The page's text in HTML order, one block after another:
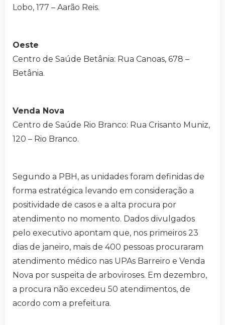
Lobo, 177 – Aarão Reis.
Oeste
Centro de Saúde Betânia: Rua Canoas, 678 –
Betânia.
Venda Nova
Centro de Saúde Rio Branco: Rua Crisanto Muniz,
120 – Rio Branco.
Segundo a PBH, as unidades foram definidas de
forma estratégica levando em consideração a
positividade de casos e a alta procura por
atendimento no momento. Dados divulgados
pelo executivo apontam que, nos primeiros 23
dias de janeiro, mais de 400 pessoas procuraram
atendimento médico nas UPAs Barreiro e Venda
Nova por suspeita de arboviroses. Em dezembro,
a procura não excedeu 50 atendimentos, de
acordo com a prefeitura.